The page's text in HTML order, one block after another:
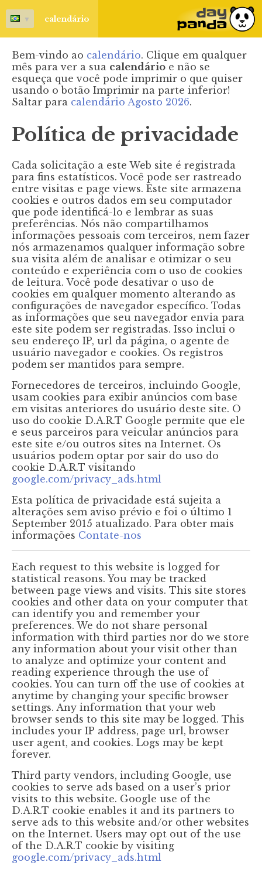
▼ calendário
Bem-vindo ao calendário. Clique em qualquer
mês para ver a sua calendário e não se
esqueça que você pode imprimir o que quiser
usando o botão Imprimir na parte inferior!
Saltar para calendário Agosto 2026.
Política de privacidade
Cada solicitação a este Web site é registrada
para fins estatísticos. Você pode ser rastreado
entre visitas e page views. Este site armazena
cookies e outros dados em seu computador
que pode identificá-lo e lembrar as suas
preferências. Nós não compartilhamos
informações pessoais com terceiros, nem fazer
nós armazenamos qualquer informação sobre
sua visita além de analisar e otimizar o seu
conteúdo e experiência com o uso de cookies
de leitura. Você pode desativar o uso de
cookies em qualquer momento alterando as
configurações de navegador específico. Todas
as informações que seu navegador envia para
este site podem ser registradas. Isso inclui o
seu endereço IP, url da página, o agente de
usuário navegador e cookies. Os registros
podem ser mantidos para sempre.
Fornecedores de terceiros, incluindo Google,
usam cookies para exibir anúncios com base
em visitas anteriores do usuário deste site. O
uso do cookie D.A.R.T Google permite que ele
e seus parceiros para veicular anúncios para
este site e/ou outros sites na Internet. Os
usuários podem optar por sair do uso do
cookie D.A.R.T visitando
google.com/privacy_ads.html
Esta política de privacidade está sujeita a
alterações sem aviso prévio e foi o último 1
September 2015 atualizado. Para obter mais
informações Contate-nos
Each request to this website is logged for
statistical reasons. You may be tracked
between page views and visits. This site stores
cookies and other data on your computer that
can identify you and remember your
preferences. We do not share personal
information with third parties nor do we store
any information about your visit other than
to analyze and optimize your content and
reading experience through the use of
cookies. You can turn off the use of cookies at
anytime by changing your specific browser
settings. Any information that your web
browser sends to this site may be logged. This
includes your IP address, page url, browser
user agent, and cookies. Logs may be kept
forever.
Third party vendors, including Google, use
cookies to serve ads based on a user’s prior
visits to this website. Google use of the
D.A.R.T cookie enables it and its partners to
serve ads to this website and/or other websites
on the Internet. Users may opt out of the use
of the D.A.R.T cookie by visiting
google.com/privacy_ads.html